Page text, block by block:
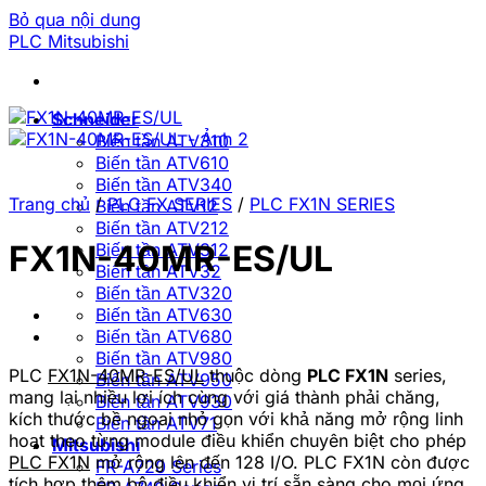
Bỏ qua nội dung
PLC Mitsubishi
Schneider
Biến tần ATV310
Biến tần ATV610
Biến tần ATV340
Biến tần ATV12
Biến tần ATV212
Biến tần ATV312
Biến tần ATV32
Biến tần ATV320
Biến tần ATV630
Biến tần ATV680
Biến tần ATV980
Biến tần ATV950
Biến tần ATV930
Biến tần ATV71
Mitsubishi
FR-A720 Series
Trang chủ / PLC FX SERIES / PLC FX1N SERIES
FX1N-40MR-ES/UL
PLC FX1N-40MR-ES/ULthuộc dòng PLC FX1N series,
mang lại nhiều lợi ích cùng với giá thành phải chăng,
kích thước bề ngoai nhỏ gọn với khả năng mở rộng linh
hoạt theo từng module điều khiển chuyên biệt cho phép
PLC FX1N mở rộng lên đến 128 I/O. PLC FX1N còn được